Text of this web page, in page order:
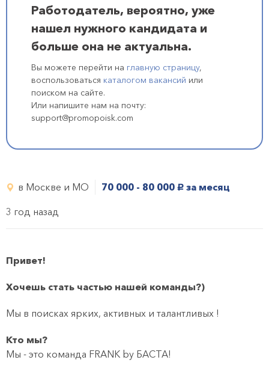
Работодатель, вероятно, уже
нашел нужного кандидата и
больше она не актуальна.
Вы можете перейти на главную страницу,
воспользоваться каталогом вакансий или
поиском на сайте.
Или напишите нам на почту:
support@promopoisk.com
в Москве и МО 70 000 - 80 000 руб. за месяц
3 год назад
Привет!
Хочешь стать частью нашей команды?)
Мы в поисках ярких, активных и талантливых !
Кто мы?
Мы - это команда FRANK by БАСТА!